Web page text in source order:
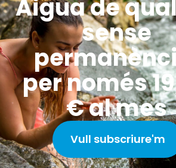
Aigua de
sense
per només
€ al mes
Vull subscriure'm